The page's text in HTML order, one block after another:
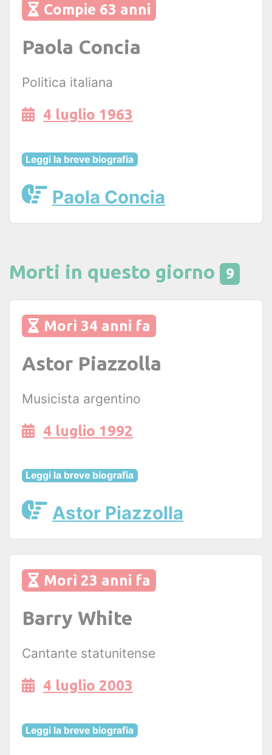
Compie 63 anni
Paola Concia
Politica italiana
4 luglio 1963
Leggi la breve biografia
Paola Concia
Morti in questo giorno 9
Morì 34 anni fa
Astor Piazzolla
Musicista argentino
4 luglio 1992
Leggi la breve biografia
Astor Piazzolla
Morì 23 anni fa
Barry White
Cantante statunitense
4 luglio 2003
Leggi la breve biografia